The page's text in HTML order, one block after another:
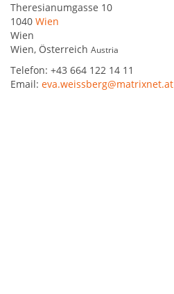
Theresianumgasse 10
1040 Wien
Wien
Wien, Österreich Austria
Telefon: +43 664 122 14 11
Email: eva.weissberg@matrixnet.at